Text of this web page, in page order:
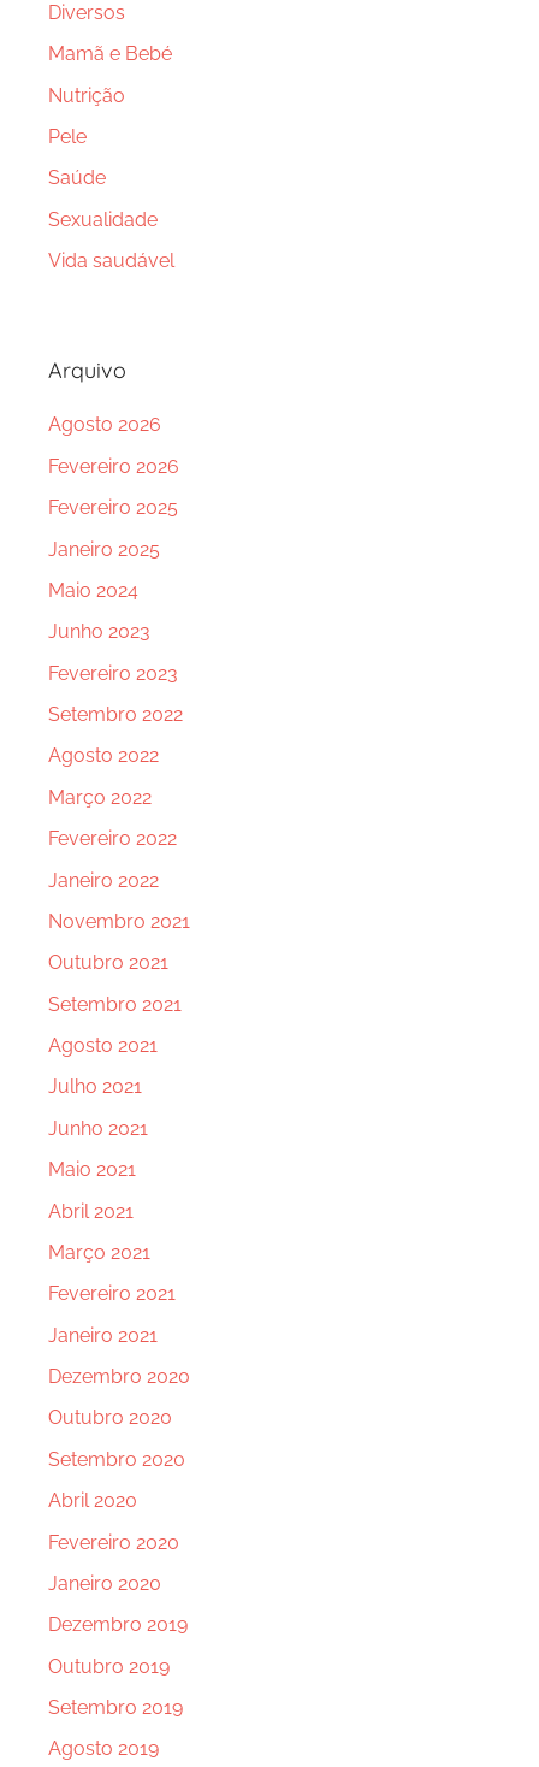
Diversos
Mamã e Bebé
Nutrição
Pele
Saúde
Sexualidade
Vida saudável
Arquivo
Agosto 2026
Fevereiro 2026
Fevereiro 2025
Janeiro 2025
Maio 2024
Junho 2023
Fevereiro 2023
Setembro 2022
Agosto 2022
Março 2022
Fevereiro 2022
Janeiro 2022
Novembro 2021
Outubro 2021
Setembro 2021
Agosto 2021
Julho 2021
Junho 2021
Maio 2021
Abril 2021
Março 2021
Fevereiro 2021
Janeiro 2021
Dezembro 2020
Outubro 2020
Setembro 2020
Abril 2020
Fevereiro 2020
Janeiro 2020
Dezembro 2019
Outubro 2019
Setembro 2019
Agosto 2019